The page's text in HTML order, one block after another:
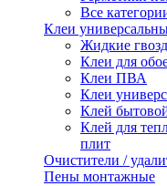
Все
Клеи
Жидкие
Клеи для
Клеи ПВА
Клеи
Клей
Клей для
плит
Очистители /
Пены монтажные